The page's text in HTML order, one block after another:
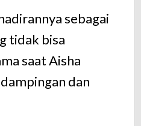
sebagai
tidak bisa
saat Aisha
dan